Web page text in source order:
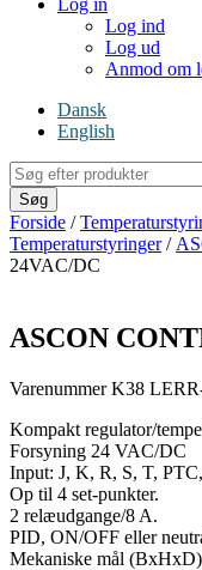
Log in
Log ind
Log ud
Anmod om
Dansk
English
Products
search
Søg
Forside /
Temperaturstyringer/
24VAC/DC
ASCON
VarenummerK38
Kompakt regulator/
Forsyning 24 VAC/DC
Input: J, K, R, S, T,
Op til 4 set-punkter.
2 relæudgange/8 A.
PID, ON/OFF eller
Mekaniske mål